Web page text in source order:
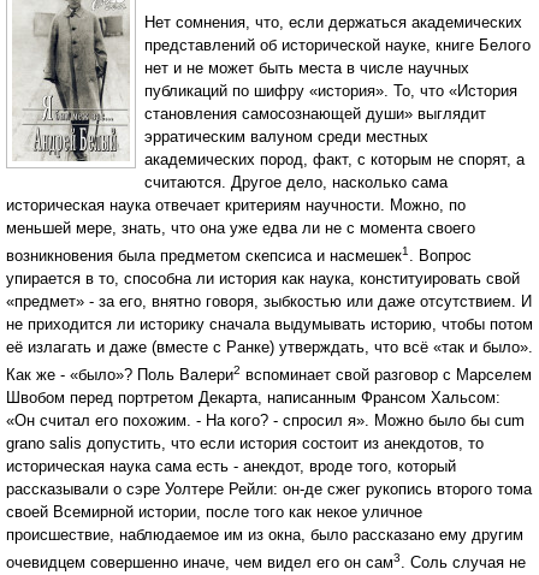
Нет сомнения, что, если держаться академических
представлений об исторической науке, книге Белого
нет и не может быть места в числе научных
публикаций по шифру «история». То, что «История
становления самосознающей души» выглядит
эрратическим валуном среди местных
академических пород, факт, с которым не спорят, а
считаются. Другое дело, насколько сама
историческая наука отвечает критериям научности. Можно, по
меньшей мере, знать, что она уже едва ли не с момента своего
возникновения была предметом скепсиса и насмешек1
. Вопрос
упирается в то, способна ли история как наука, конституировать свой
«предмет» - за его, внятно говоря, зыбкостью или даже отсутствием. И
не приходится ли историку сначала выдумывать историю, чтобы потом
её излагать и даже (вместе с Ранке) утверждать, что всё «так и было».
Как же - «было»? Поль Валери2 вспоминает свой разговор с Марселем
Швобом перед портретом Декарта, написанным Франсом Хальсом:
«Он считал его похожим. - На кого? - спросил я». Можно было бы cum
grano salis допустить, что если история состоит из анекдотов, то
историческая наука сама есть - анекдот, вроде того, который
рассказывали о сэре Уолтере Рейли: он-де сжег рукопись второго тома
своей Всемирной истории, после того как некое уличное
происшествие, наблюдаемое им из окна, было рассказано ему другим
очевидцем совершенно иначе, чем видел его он сам3. Соль случая не